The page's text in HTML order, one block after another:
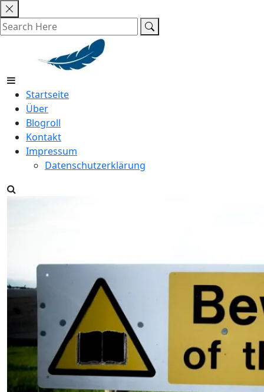
Skip
to
content
Startseite
Über
Blogroll
Kontakt
Impressum
Datenschutzerklärung